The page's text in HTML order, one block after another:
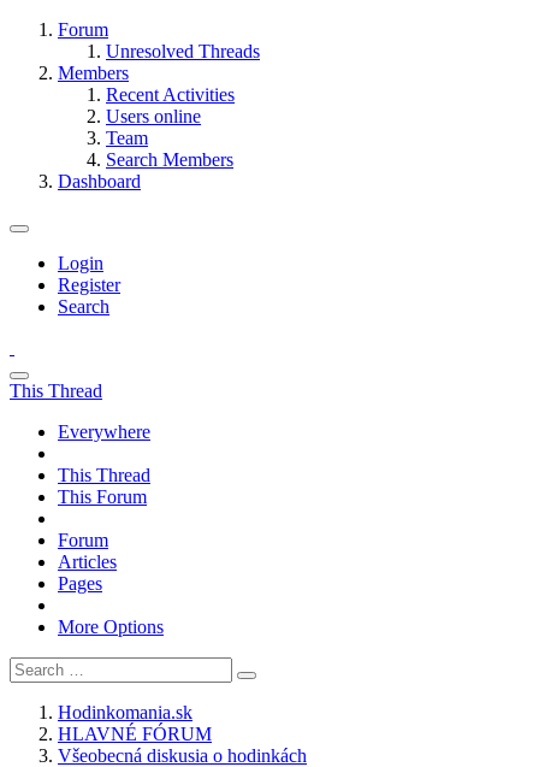
Forum
Unresolved Threads
Members
Recent Activities
Users online
Team
Search Members
Dashboard
Login
Register
Search
This Thread
Everywhere
This Thread
This Forum
Forum
Articles
Pages
More Options
Hodinkomania.sk
HLAVNÉ FÓRUM
Všeobecná diskusia o hodinkách